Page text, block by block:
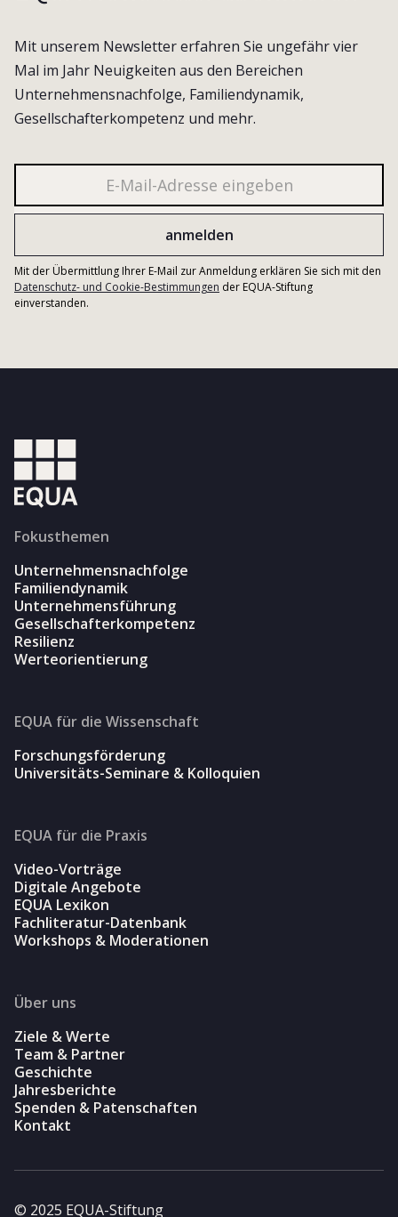
Mit unserem Newsletter erfahren Sie ungefähr vier
Mal im Jahr Neuigkeiten aus den Bereichen
Unternehmensnachfolge, Familiendynamik,
Gesellschafterkompetenz und mehr.
Mit der Übermittlung Ihrer E-Mail zur Anmeldung erklären Sie sich mit den
Datenschutz- und Cookie-Bestimmungen der EQUA-Stiftung
einverstanden.
Fokusthemen
Unternehmensnachfolge
Familiendynamik
Unternehmensführung
Gesellschafterkompetenz
Resilienz
Werteorientierung
EQUA für die Wissenschaft
Forschungsförderung
Universitäts-Seminare & Kolloquien
EQUA für die Praxis
Video-Vorträge
Digitale Angebote
EQUA Lexikon
Fachliteratur-Datenbank
Workshops & Moderationen
Über uns
Ziele & Werte
Team & Partner
Geschichte
Jahresberichte
Spenden & Patenschaften
Kontakt
© 2025 EQUA-Stiftung